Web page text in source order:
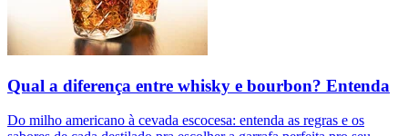
Qual a diferença entre whisky e bourbon? Entenda
Do milho americano à cevada escocesa: entenda as regras e os